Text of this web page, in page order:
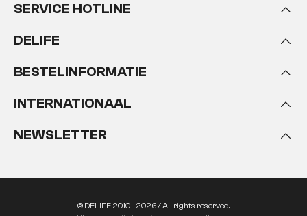
SERVICE HOTLINE
DELIFE
BESTELINFORMATIE
INTERNATIONAAL
NEWSLETTER
© DELIFE 2010 - 2026 / All rights reserved.